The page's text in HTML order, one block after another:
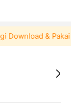
& Pakai